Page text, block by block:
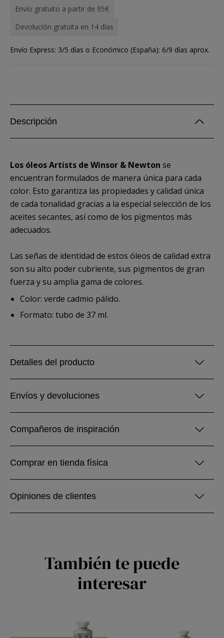
Envío gratuito a partir de 95€
Devolución gratuita en 14 días
Envío Express: 3/5 días o Económico (España): 6/9 días aprox.
Descripción
Los óleos Artists de Winsor & Newton se
encuentran formulados de manera única para cada
color. Esto garantiza las propiedades y calidad única
de cada tonalidad gracias a la especial selección de los
aceites secantes, así como de los pigmentos más
adecuados.
Las señas de identidad de estos óleos de calidad extra
son su alto poder cubriente, sus pigmentos de gran
fuerza y su amplia gama de colores.
Color: verde cadmio pálido.
Formato: tubo de 37 ml.
Detalles del producto
Envíos y devoluciones
Compañeros de inspiración
Comprar en tienda física
Opiniones de clientes
También te puede
interesar